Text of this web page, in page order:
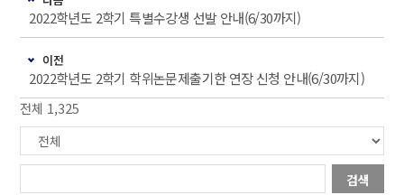
2022학년도 2학기 특별수강생 선발 안내(6/30까지)
이전
2022학년도 2학기 학위논문제출기한 연장 신청 안내(6/30까지)
전체 1,325
검색